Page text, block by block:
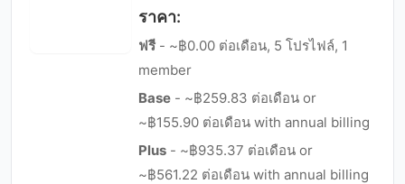
ราคา:
ฟรี- ~฿0.00 ต่อเดือน, 5 โปรไฟล์, 1
member
Base - ~฿259.83 ต่อเดือน or
~฿155.90 ต่อเดือน with annual billing
Plus - ~฿935.37 ต่อเดือน or
~฿561.22 ต่อเดือน with annual billing